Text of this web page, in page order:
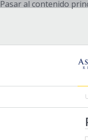
Pasar al contenido